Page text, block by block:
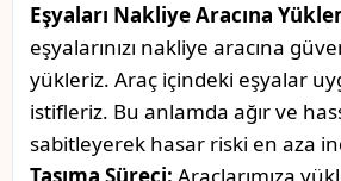
Eşyaları Nakliye Aracına
eşyalarınızı nakliye aracına
yükleriz. Araç içindeki eşyalar
istifleriz. Bu anlamda ağır ve
sabitleyerek hasar riski en aza